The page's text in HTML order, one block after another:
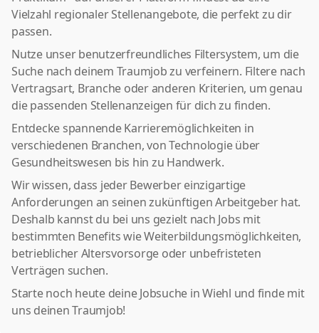
Vielzahl regionaler Stellenangebote, die perfekt zu dir
passen.
Nutze unser benutzerfreundliches Filtersystem, um die
Suche nach deinem Traumjob zu verfeinern. Filtere nach
Vertragsart, Branche oder anderen Kriterien, um genau
die passenden Stellenanzeigen für dich zu finden.
Entdecke spannende Karrieremöglichkeiten in
verschiedenen Branchen, von Technologie über
Gesundheitswesen bis hin zu Handwerk.
Wir wissen, dass jeder Bewerber einzigartige
Anforderungen an seinen zukünftigen Arbeitgeber hat.
Deshalb kannst du bei uns gezielt nach Jobs mit
bestimmten Benefits wie Weiterbildungsmöglichkeiten,
betrieblicher Altersvorsorge oder unbefristeten
Verträgen suchen.
Starte noch heute deine Jobsuche in Wiehl und finde mit
uns deinen Traumjob!